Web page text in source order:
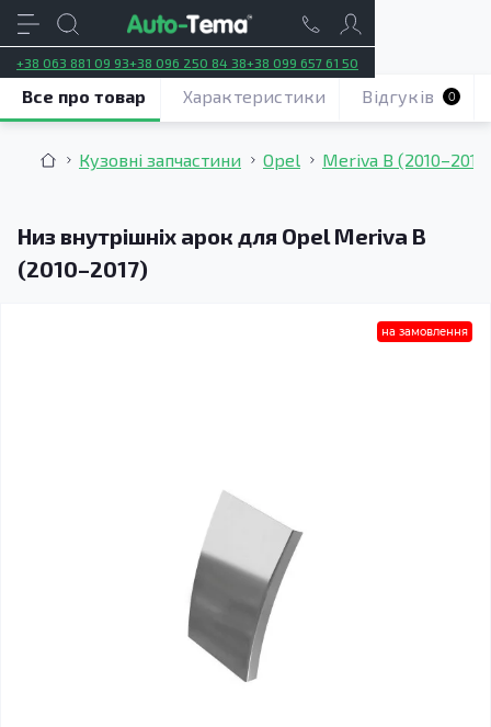
+38 063 881 09 93+38 096 250 84 38+38 099 657 61 50
Кузовні запчастини Opel Meriva B (2010–2017)
Низ внутрішніх арок для Opel Meriva B
(2010–2017)
Все про товар Характеристики Відгуків 0
на замовлення